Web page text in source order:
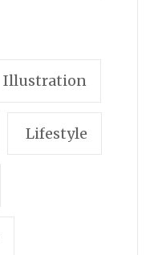
Illustration
Lifestyle